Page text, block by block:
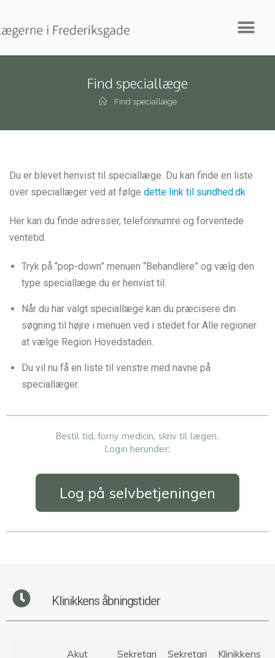
Find speciallæge
Find speciallæge
Du er blevet henvist til speciallæge. Du kan finde en liste
over speciallæger ved at følge dette link til sundhed.dk
Her kan du finde adresser, telefonnumre og forventede
ventetid.
Tryk på “pop-down” menuen “Behandlere” og vælg den
type speciallæge du er henvist til.
Når du har valgt speciallæge kan du præcisere din
søgning til højre i menuen ved i stedet for Alle regioner
at vælge Region Hovedstaden.
Du vil nu få en liste til venstre med navne på
speciallæger.
Bestil tid, forny medicin, skriv til lægen.
Login herunder:
Log på selvbetjeningen
Klinikkens åbningstider
Akut
Sekretari
Sekretari
Klinikkens